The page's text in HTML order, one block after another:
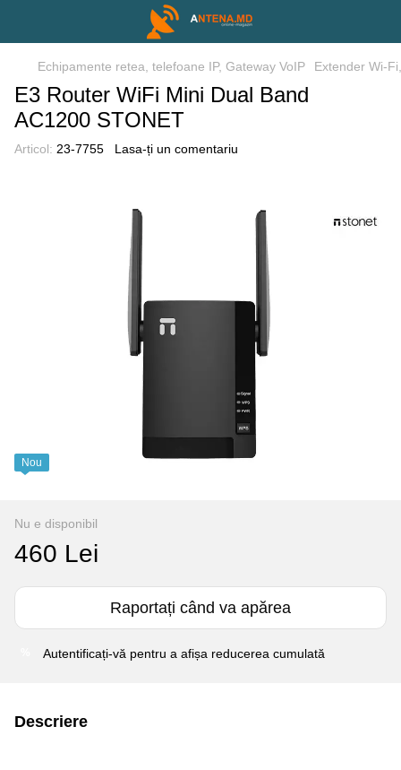
Echipamente retea, telefoane IP, Gateway VoIP Extender Wi-
E3 Router WiFi Mini Dual Band
AC1200 STONET
Articol: 23-7755 Lasa-ți un comentariu
Nou
Nu e disponibil
460 Lei
Raportați când va apărea
Autentificați-vă pentru a afișa reducerea cumulată
Descriere